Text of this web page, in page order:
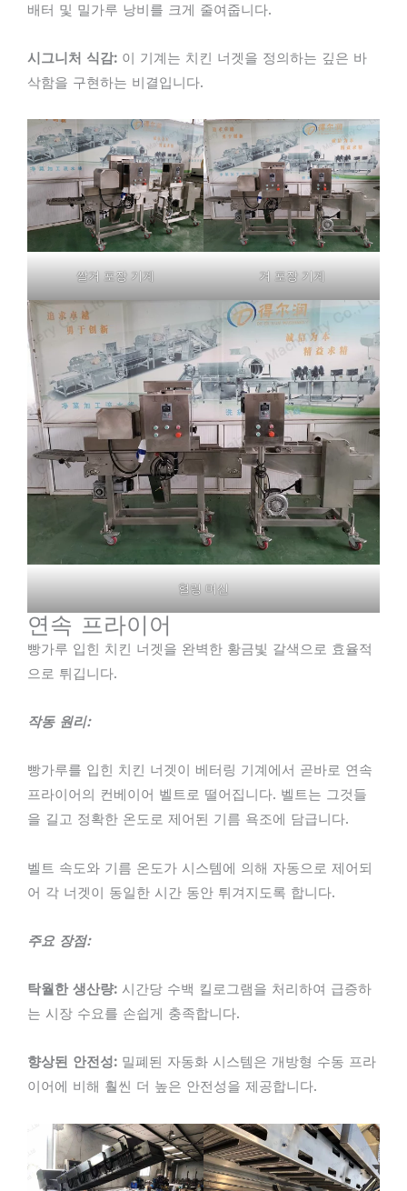
배터 및 밀가루 낭비를 크게 줄여줍니다.
시그니처 식감: 이 기계는 치킨 너겟을 정의하는 깊은 바
삭함을 구현하는 비결입니다.
쌀겨 포장 기계 겨 포장 기계
헐링 머신
연속 프라이어
빵가루 입힌 치킨 너겟을 완벽한 황금빛 갈색으로 효율적
으로 튀깁니다.
작동 원리:
빵가루를 입힌 치킨 너겟이 베터링 기계에서 곧바로 연속
프라이어의 컨베이어 벨트로 떨어집니다. 벨트는 그것들
을 길고 정확한 온도로 제어된 기름 욕조에 담급니다.
벨트 속도와 기름 온도가 시스템에 의해 자동으로 제어되
어 각 너겟이 동일한 시간 동안 튀겨지도록 합니다.
주요 장점:
탁월한 생산량: 시간당 수백 킬로그램을 처리하여 급증하
는 시장 수요를 손쉽게 충족합니다.
향상된 안전성: 밀폐된 자동화 시스템은 개방형 수동 프라
이어에 비해 훨씬 더 높은 안전성을 제공합니다.